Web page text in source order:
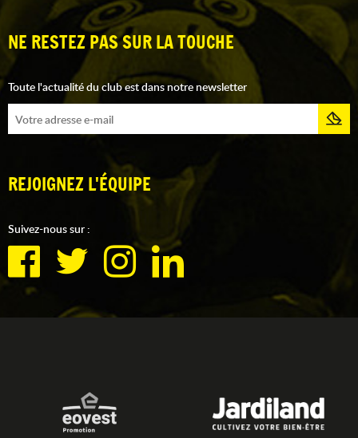
NE RESTEZ PAS SUR LA TOUCHE
Toute l'actualité du club est dans notre newsletter
REJOIGNEZ L'ÉQUIPE
Suivez-nous sur :